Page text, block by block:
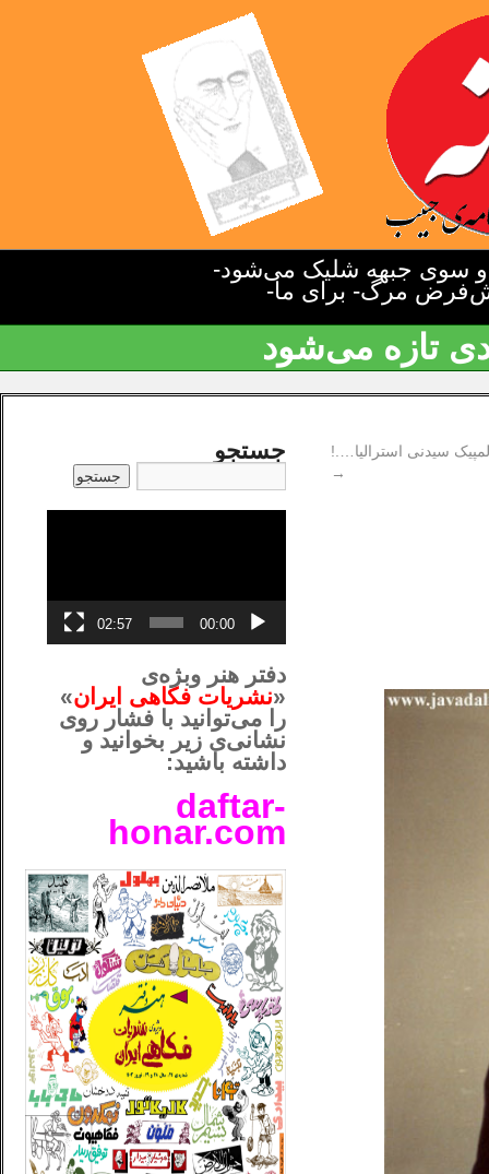
سوی جبهه شلیک می‌شود-
مرگ- برای ما-
تازه می‌شود
سیدنی استرالیا….!
→
جستجو
00:00
02:57
دفتر هنر وبژه‌ی
«نشریات فکاهی ایران»
را می‌توانید با فشار روی
نشانی‌ی زیر بخوانید و
داشته باشید:
daftar-
honar.com